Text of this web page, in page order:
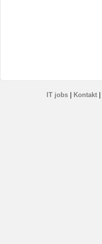
IT jobs| Kontakt|